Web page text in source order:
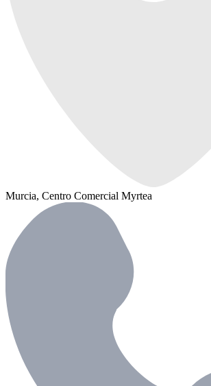
Murcia, Centro Comercial Myrtea